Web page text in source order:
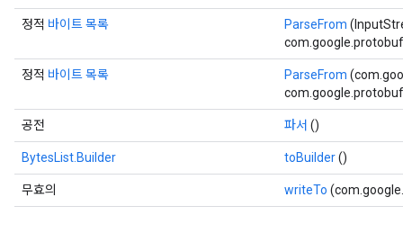
정적 바이트 목록 ParseFrom
정적 바이트 목록 ParseFrom
공전 파서 ()
BytesList.Builder toBuilder()
무효의 writeTo